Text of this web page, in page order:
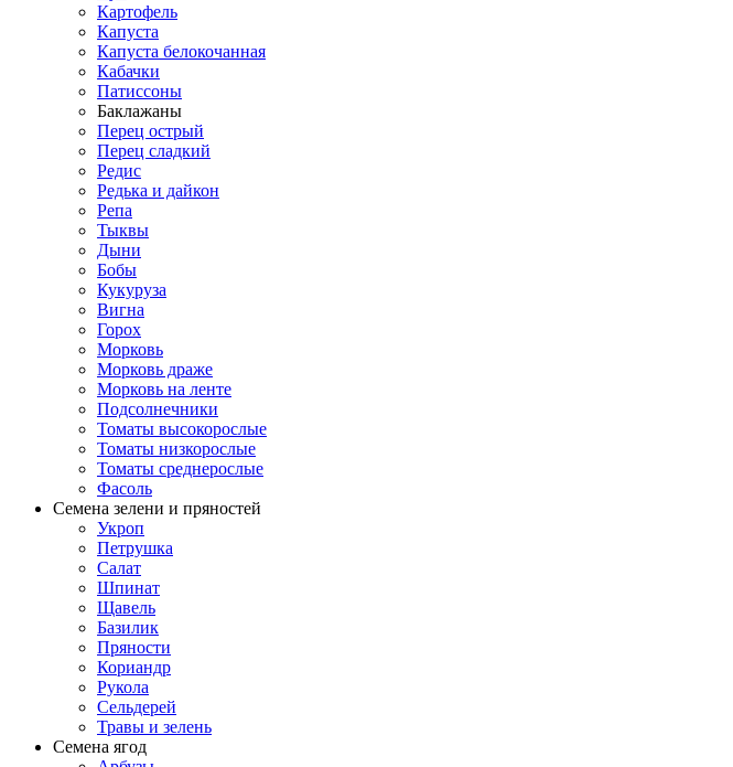
Картофель
Капуста
Капуста белокочанная
Кабачки
Патиссоны
Баклажаны
Перец острый
Перец сладкий
Редис
Редька и дайкон
Репа
Тыквы
Дыни
Бобы
Кукуруза
Вигна
Горох
Морковь
Морковь драже
Морковь на ленте
Подсолнечники
Томаты высокорослые
Томаты низкорослые
Томаты среднерослые
Фасоль
Семена зелени и пряностей
Укроп
Петрушка
Салат
Шпинат
Щавель
Базилик
Пряности
Кориандр
Рукола
Сельдерей
Травы и зелень
Семена ягод